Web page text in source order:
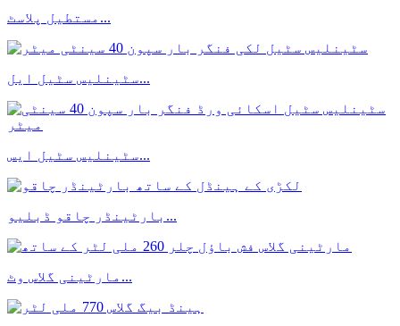
مستطیل پلاسٹ...
سٹینلیس سٹیل ایل...
سٹینلیس سٹیل ایس...
بارٹینڈر چاقو ڈبلیو...
مارٹینی گلاس وٹ...